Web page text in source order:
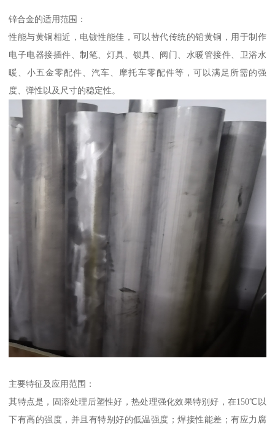
锌合金的适用范围：
性能与黄铜相近，电镀性能佳，可以替代传统的铅黄铜，用于制作
电子电器接插件、制笔、灯具、锁具、阀门、水暖管接件、卫浴水
暖、小五金零配件、汽车、摩托车零配件等，可以满足所需的强
度、弹性以及尺寸的稳定性。
主要特征及应用范围：
其特点是，固溶处理后塑性好，热处理强化效果特别好，在150℃以
下有高的强度，并且有特别好的低温强度；焊接性能差；有应力腐